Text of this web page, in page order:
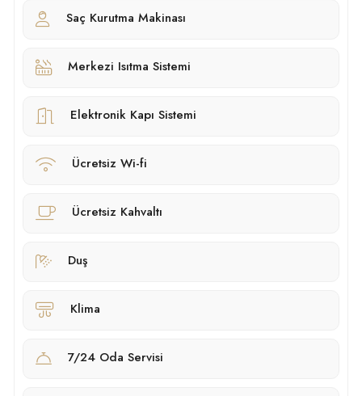
Saç Kurutma Makinası
Merkezi Isıtma Sistemi
Elektronik Kapı Sistemi
Ücretsiz Wi-fi
Ücretsiz Kahvaltı
Duş
Klima
7/24 Oda Servisi